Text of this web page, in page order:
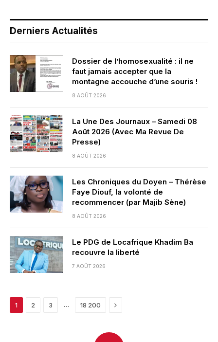
Derniers Actualités
Dossier de l’homosexualité : il ne
faut jamais accepter que la
montagne accouche d’une souris !
8 AOÛT 2026
La Une Des Journaux – Samedi 08
Août 2026 (Avec Ma Revue De
Presse)
8 AOÛT 2026
Les Chroniques du Doyen – Thérèse
Faye Diouf, la volonté de
recommencer (par Majib Sène)
8 AOÛT 2026
Le PDG de Locafrique Khadim Ba
recouvre la liberté
7 AOÛT 2026
1 2 3 … 18 200 Next